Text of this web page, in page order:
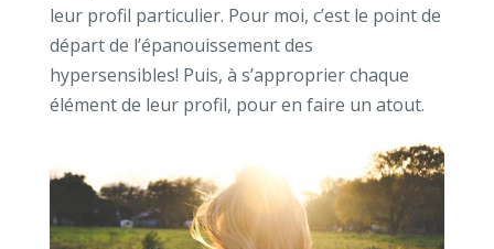
leur profil particulier. Pour moi, c’est le point de
départ de l’épanouissement des
hypersensibles! Puis, à s’approprier chaque
élément de leur profil, pour en faire un atout.